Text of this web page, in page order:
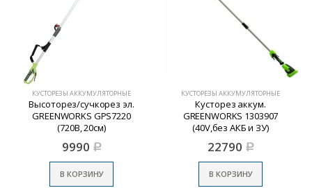
КУСТОРЕЗЫ АККУМУЛЯТОРНЫЕ
Высоторез/сучкорез эл.
GREENWORKS GPS7220
(720В, 20см)
9990 Р
В КОРЗИНУ
КУСТОРЕЗЫ АККУМУЛЯТОРНЫЕ
Кусторез аккум.
GREENWORKS 1303907
(40V,без АКБ и ЗУ)
22790 Р
В КОРЗИНУ